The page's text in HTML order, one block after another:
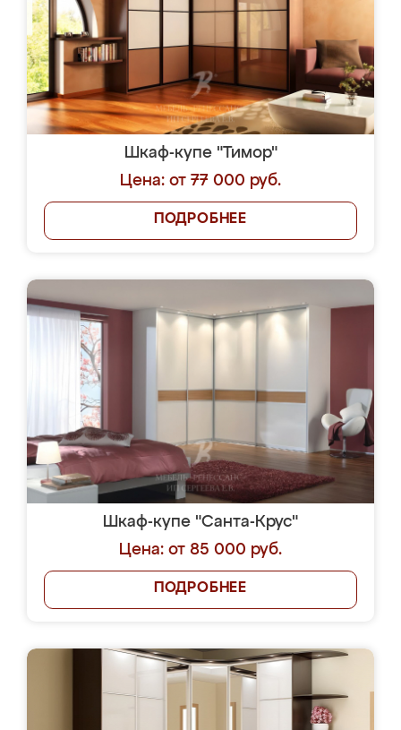
Шкаф-купе "Тимор"
Цена: от 77 000 руб.
ПОДРОБНЕЕ
Шкаф-купе "Санта-Крус"
Цена: от 85 000 руб.
ПОДРОБНЕЕ